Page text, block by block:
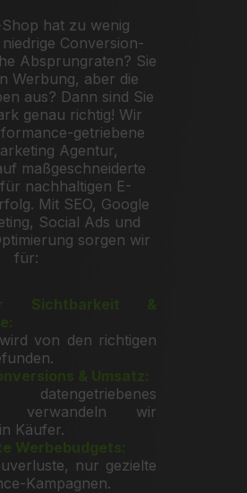
hat zu wenig
Conversion-
Absprungraten? Sie
Werbung, aber die
aus? Dann sind Sie
genau richtig! Wir
getriebene
Agentur,
maßgeschneiderte
nachhaltigen E-
Mit SEO, Google
Social Ads und
sorgen wir
für:
Sichtbarkeit &
von den richtigen
& Umsatz:
verwandeln wir
Käufer.
Werbebudgets:
nur gezielte
Kampagnen.